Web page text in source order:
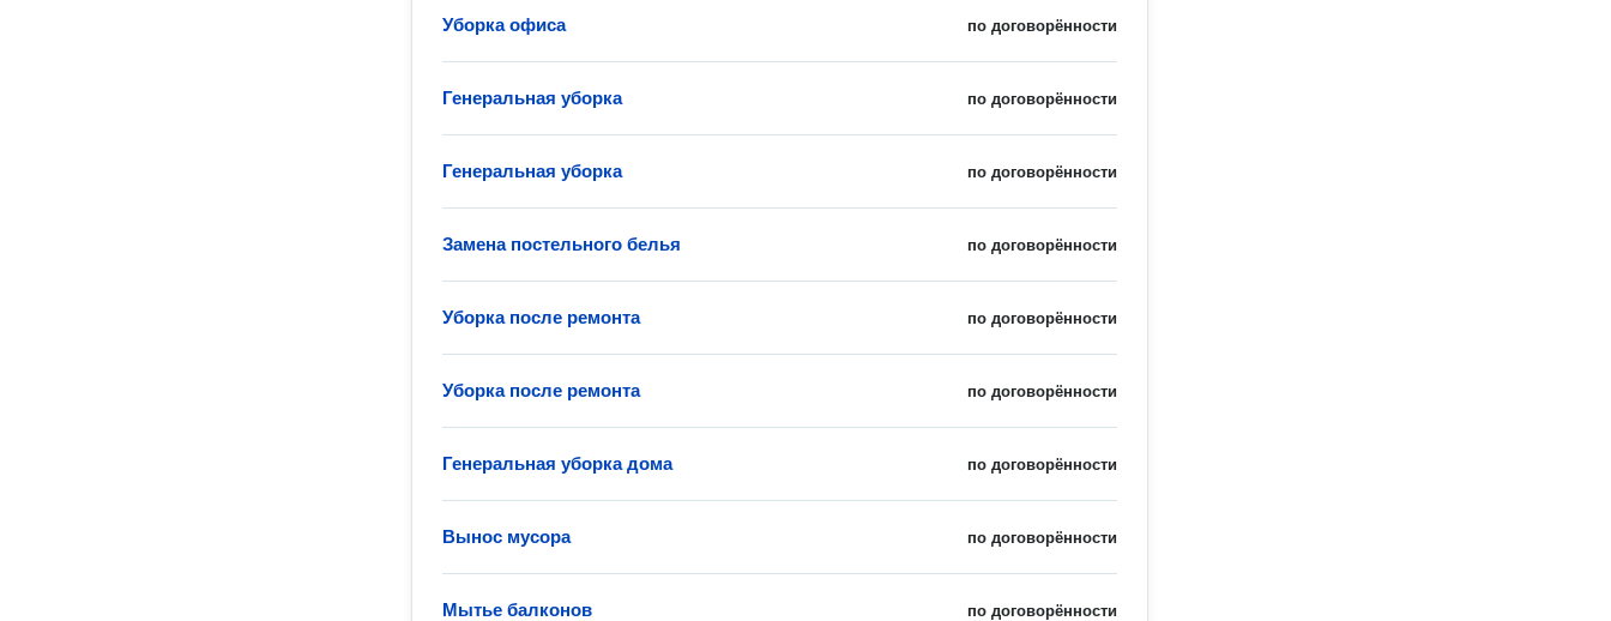
по договорённости
Уборка офиса
по договорённости
Генеральная уборка
по договорённости
Генеральная уборка
по договорённости
Замена постельного белья
по договорённости
Уборка после ремонта
по договорённости
Уборка после ремонта
по договорённости
Генеральная уборка дома
по договорённости
Вынос мусора
по договорённости
Мытье балконов